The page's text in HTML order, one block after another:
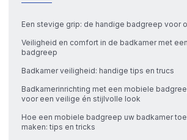
Een stevige grip: de handige badgreep voor
Veiligheid en comfort in de badkamer met
badgreep
Badkamer veiligheid: handige tips en trucs
Badkamerinrichting met een mobiele
voor een veilige én stijlvolle look
Hoe een mobiele badgreep uw badkamer
maken: tips en tricks